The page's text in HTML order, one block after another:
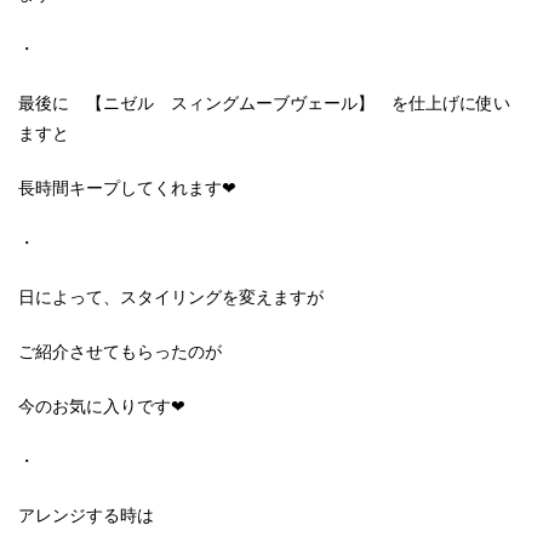
・
最後に 【ニゼル スィングムーブヴェール】 を仕上げに使い
ますと
長時間キープしてくれます❤
・
日によって、スタイリングを変えますが
ご紹介させてもらったのが
今のお気に入りです❤
・
アレンジする時は